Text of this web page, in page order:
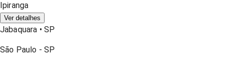
Ipiranga
Ver detalhes
Jabaquara • SP
São Paulo - SP